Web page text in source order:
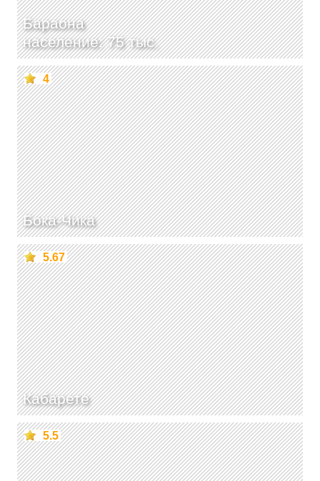
Бараона
население: 75 тыс.
Бока-Чика
4
Кабарете
5.67
5.5